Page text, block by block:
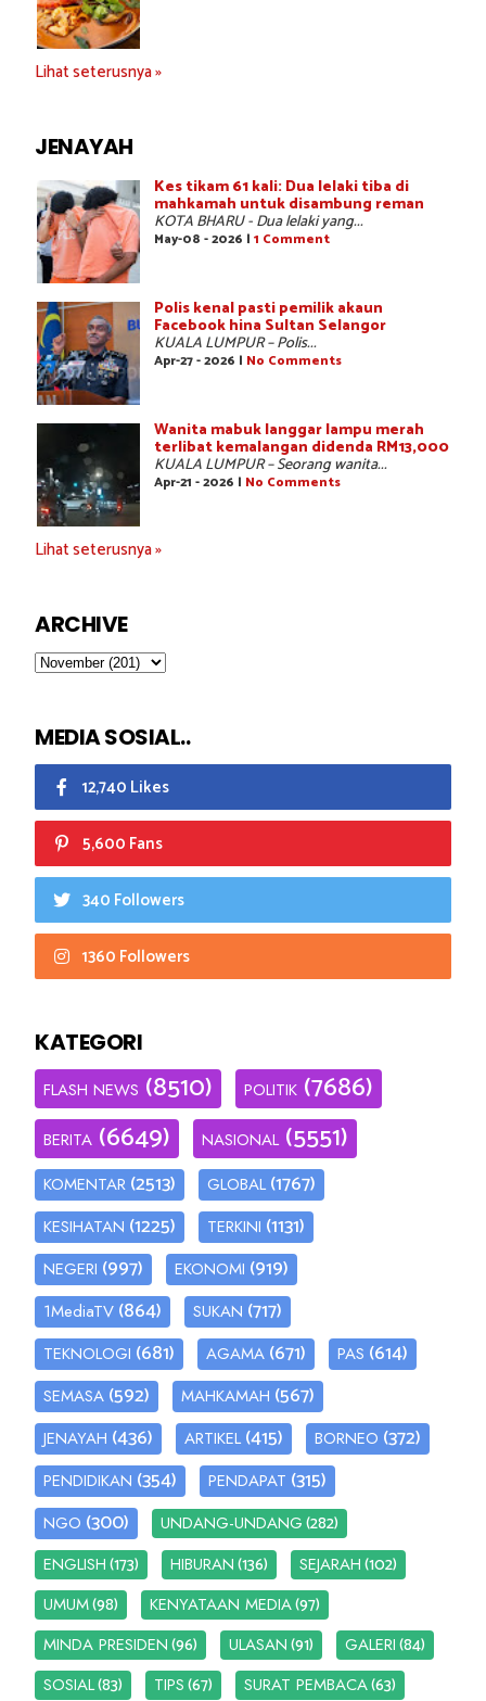
Lihat seterusnya »
JENAYAH
Kes tikam 61 kali: Dua lelaki tiba di
mahkamah untuk disambung reman
KOTA BHARU - Dua lelaki yang...
May-08 - 2026 | 1 Comment
Polis kenal pasti pemilik akaun
Facebook hina Sultan Selangor
KUALA LUMPUR – Polis...
Apr-27 - 2026 | No Comments
Wanita mabuk langgar lampu merah
terlibat kemalangan didenda RM13,000
KUALA LUMPUR – Seorang wanita...
Apr-21 - 2026 | No Comments
Lihat seterusnya »
ARCHIVE
MEDIA SOSIAL..
12,740 Likes
5,600 Fans
340 Followers
1360 Followers
KATEGORI
FLASH NEWS (8510) POLITIK (7686)
BERITA (6649) NASIONAL (5551)
KOMENTAR (2513) GLOBAL (1767)
KESIHATAN (1225) TERKINI (1131)
NEGERI (997) EKONOMI (919)
1MediaTV (864) SUKAN (717)
TEKNOLOGI (681) AGAMA (671) PAS (614)
SEMASA (592) MAHKAMAH (567)
JENAYAH (436) ARTIKEL (415) BORNEO (372)
PENDIDIKAN (354) PENDAPAT (315)
NGO (300) UNDANG-UNDANG(282)
ENGLISH(173) HIBURAN(136) SEJARAH(102)
UMUM(98) KENYATAAN MEDIA(97)
MINDA PRESIDEN(96) ULASAN(91) GALERI(84)
SOSIAL(83) TIPS(67) SURAT PEMBACA(63)